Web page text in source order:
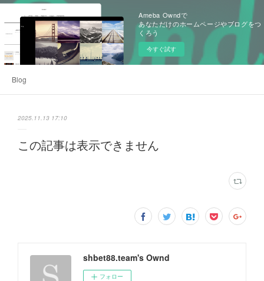
Ameba Owndで
あなただけのホームページやブログをつ
くろう
今すぐ試す
Blog
2025.11.13 17:10
この記事は表示できません
shbet88.team's Ownd
フォロー